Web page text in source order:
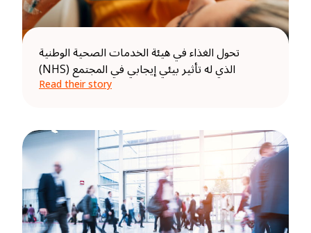
تحول الغذاء في هيئة الخدمات الصحية الوطنية
(NHS) الذي له تأثير بيئي إيجابي في المجتمع
Read their story